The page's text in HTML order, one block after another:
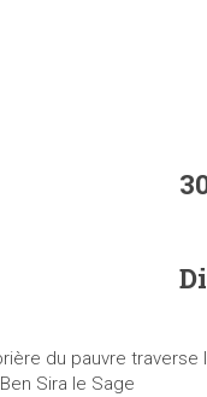
du pauvre traverse
Sira le Sage